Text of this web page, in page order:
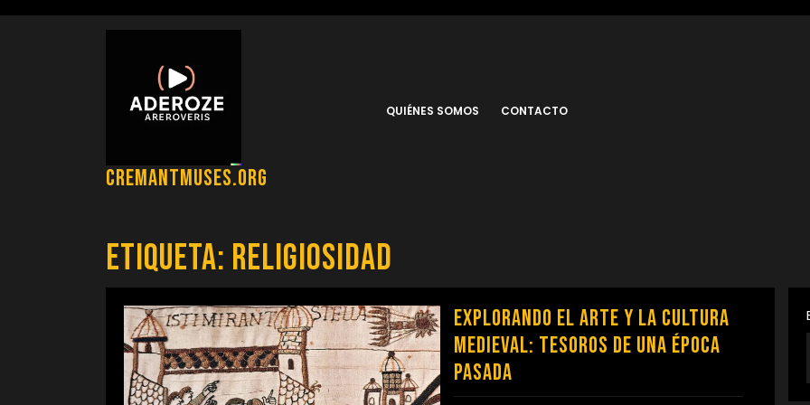
cremantmuses.org
QUIÉNES SOMOS CONTACTO
Etiqueta: religiosidad
Explorando el Arte y la Cultura
Medieval: Tesoros de una Época
Pasada